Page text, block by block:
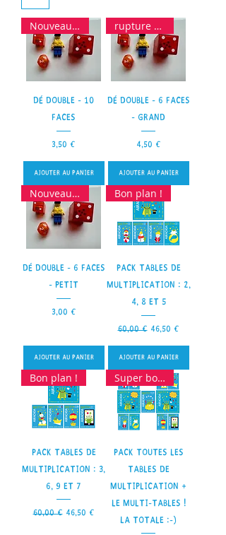
Nouveauté
Dé double - 10
faces
Prix
3,50 €
Ajouter au panier
rupture de stock
Dé double - 6 faces
- grand
Prix
4,50 €
Ajouter au panier
Nouveauté
Dé double - 6 faces
- petit
Prix
3,00 €
Ajouter au panier
Bon plan !
Pack Tables de
multiplication : 2,
4, 8 et 5
Prix original
60,00 € Prix promotionnel
46,50 €
Ajouter au panier
Bon plan !
Pack tables de
multiplication : 3,
6, 9 et 7
Prix original
60,00 € Prix promotionnel
46,50 €
Super bon plan !
Pack toutes les
tables de
multiplication +
le multi-tables !
La totale :-)